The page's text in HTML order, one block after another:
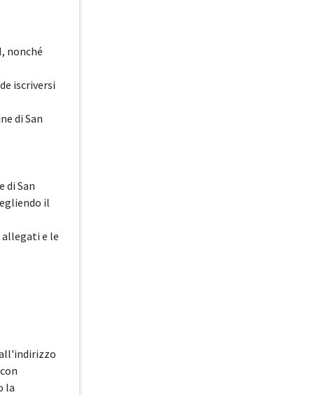
nonché
iscriversi
di San
di San
il
allegati e le
la